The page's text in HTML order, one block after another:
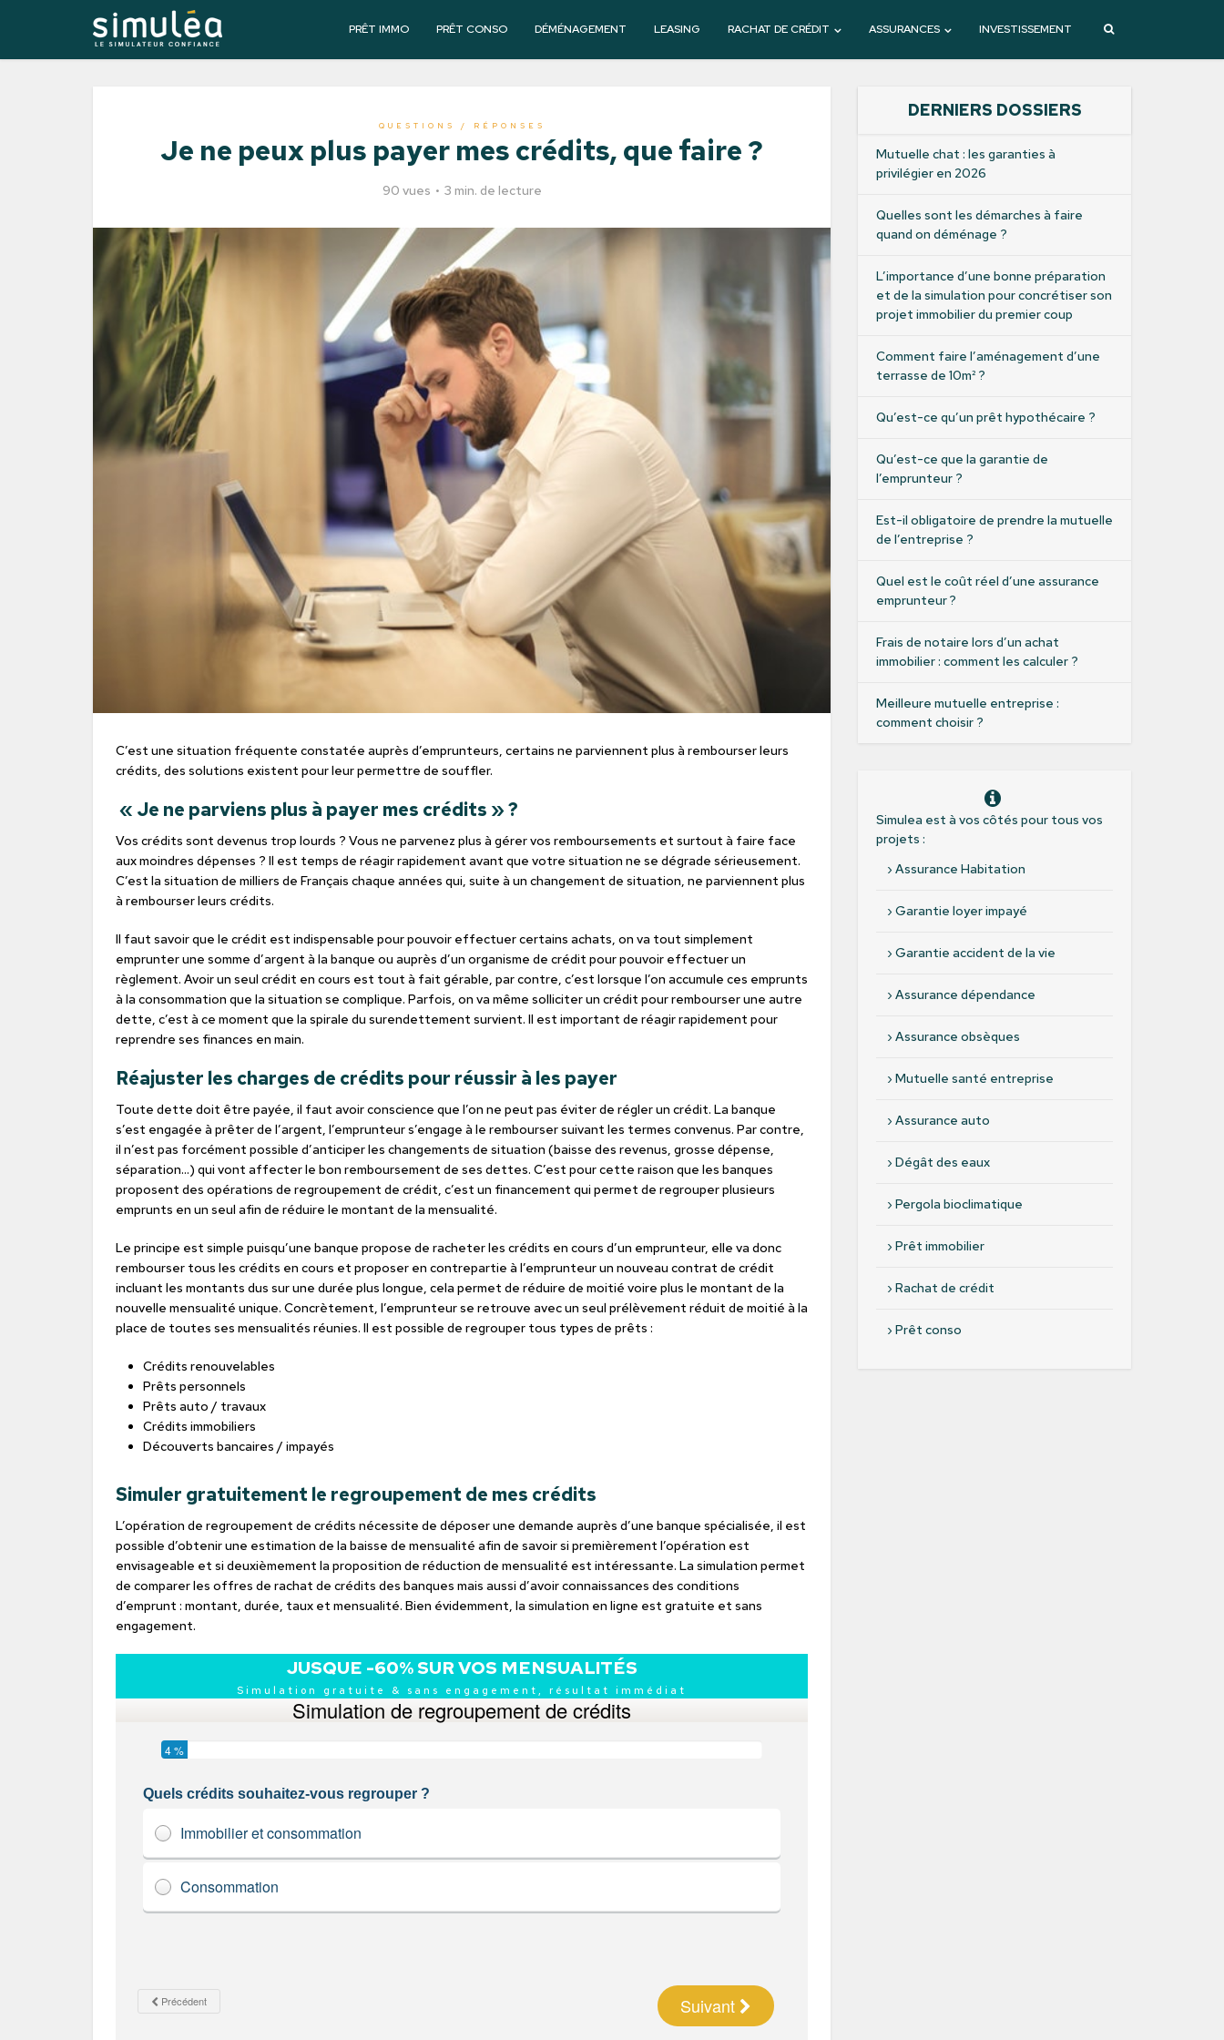
PRÊT IMMO PRÊT CONSO DÉMÉNAGEMENT LEASING RACHAT DE CRÉDIT ASSURANCES INVESTISSEMENT
QUESTIONS / RÉPONSES
Je ne peux plus payer mes crédits, que faire ?
90 vues 3 min. de lecture
C’est une situation fréquente constatée auprès d’emprunteurs, certains ne parviennent plus à rembourser leurs
crédits, des solutions existent pour leur permettre de souffler.
« Je ne parviens plus à payer mes crédits » ?
Vos crédits sont devenus trop lourds ? Vous ne parvenez plus à gérer vos remboursements et surtout à faire face
aux moindres dépenses ? Il est temps de réagir rapidement avant que votre situation ne se dégrade sérieusement.
C’est la situation de milliers de Français chaque années qui, suite à un changement de situation, ne parviennent plus
à rembourser leurs crédits.
Il faut savoir que le crédit est indispensable pour pouvoir effectuer certains achats, on va tout simplement
emprunter une somme d’argent à la banque ou auprès d’un organisme de crédit pour pouvoir effectuer un
règlement. Avoir un seul crédit en cours est tout à fait gérable, par contre, c’est lorsque l’on accumule ces emprunts
à la consommation que la situation se complique. Parfois, on va même solliciter un crédit pour rembourser une autre
dette, c’est à ce moment que la spirale du surendettement survient. Il est important de réagir rapidement pour
reprendre ses finances en main.
Réajuster les charges de crédits pour réussir à les payer
Toute dette doit être payée, il faut avoir conscience que l’on ne peut pas éviter de régler un crédit. La banque
s’est engagée à prêter de l’argent, l’emprunteur s’engage à le rembourser suivant les termes convenus. Par contre,
il n’est pas forcément possible d’anticiper les changements de situation (baisse des revenus, grosse dépense,
séparation…) qui vont affecter le bon remboursement de ses dettes. C’est pour cette raison que les banques
proposent des opérations de regroupement de crédit, c’est un financement qui permet de regrouper plusieurs
emprunts en un seul afin de réduire le montant de la mensualité.
Le principe est simple puisqu’une banque propose de racheter les crédits en cours d’un emprunteur, elle va donc
rembourser tous les crédits en cours et proposer en contrepartie à l’emprunteur un nouveau contrat de crédit
incluant les montants dus sur une durée plus longue, cela permet de réduire de moitié voire plus le montant de la
nouvelle mensualité unique. Concrètement, l’emprunteur se retrouve avec un seul prélèvement réduit de moitié à la
place de toutes ses mensualités réunies. Il est possible de regrouper tous types de prêts :
Crédits renouvelables
Prêts personnels
Prêts auto / travaux
Crédits immobiliers
Découverts bancaires / impayés
Simuler gratuitement le regroupement de mes crédits
L’opération de regroupement de crédits nécessite de déposer une demande auprès d’une banque spécialisée, il est
possible d’obtenir une estimation de la baisse de mensualité afin de savoir si premièrement l’opération est
envisageable et si deuxièmement la proposition de réduction de mensualité est intéressante. La simulation permet
de comparer les offres de rachat de crédits des banques mais aussi d’avoir connaissances des conditions
d’emprunt : montant, durée, taux et mensualité. Bien évidemment, la simulation en ligne est gratuite et sans
engagement.
JUSQUE -60% SUR VOS MENSUALITÉS
Simulation gratuite & sans engagement, résultat immédiat
DERNIERS DOSSIERS
Mutuelle chat : les garanties à
privilégier en 2026
Quelles sont les démarches à faire
quand on déménage ?
L’importance d’une bonne préparation
et de la simulation pour concrétiser son
projet immobilier du premier coup
Comment faire l’aménagement d’une
terrasse de 10m² ?
Qu’est-ce qu’un prêt hypothécaire ?
Qu’est-ce que la garantie de
l’emprunteur ?
Est-il obligatoire de prendre la mutuelle
de l’entreprise ?
Quel est le coût réel d’une assurance
emprunteur ?
Frais de notaire lors d’un achat
immobilier : comment les calculer ?
Meilleure mutuelle entreprise :
comment choisir ?
Simulea est à vos côtés pour tous vos
projets :
› Assurance Habitation
› Garantie loyer impayé
› Garantie accident de la vie
› Assurance dépendance
› Assurance obsèques
› Mutuelle santé entreprise
› Assurance auto
› Dégât des eaux
› Pergola bioclimatique
› Prêt immobilier
› Rachat de crédit
› Prêt conso